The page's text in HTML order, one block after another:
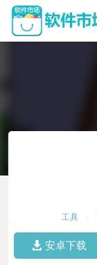
工具
安卓下载